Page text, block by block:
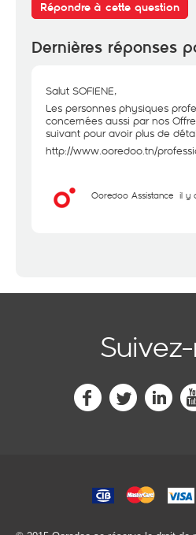
Répondre à cette question
Dernières réponses
Salut SOFIENE,
Les personnes physiques
concernées aussi par nos
suivant pour avoir plus de
http://www.ooredoo.tn/
Ooredoo Assistance il y